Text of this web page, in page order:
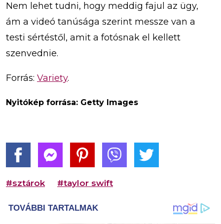
Nem lehet tudni, hogy meddig fajul az ügy,
ám a videó tanúsága szerint messze van a
testi sértéstől, amit a fotósnak el kellett
szenvednie.
Forrás: Variety.
Nyitókép forrása: Getty Images
#sztárok #taylor swift